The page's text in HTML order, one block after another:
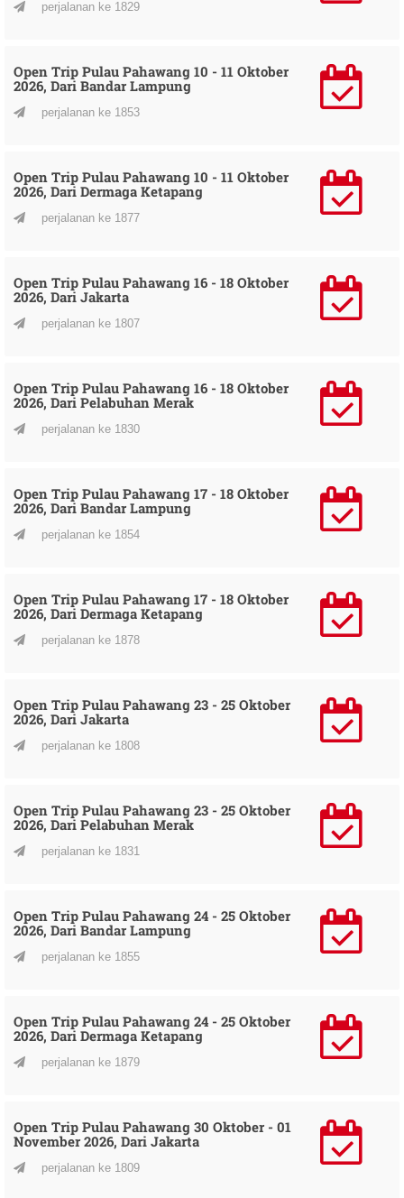
perjalanan ke 1829
Open Trip Pulau Pahawang 10 - 11 Oktober
2026, Dari Bandar Lampung
perjalanan ke 1853
Open Trip Pulau Pahawang 10 - 11 Oktober
2026, Dari Dermaga Ketapang
perjalanan ke 1877
Open Trip Pulau Pahawang 16 - 18 Oktober
2026, Dari Jakarta
perjalanan ke 1807
Open Trip Pulau Pahawang 16 - 18 Oktober
2026, Dari Pelabuhan Merak
perjalanan ke 1830
Open Trip Pulau Pahawang 17 - 18 Oktober
2026, Dari Bandar Lampung
perjalanan ke 1854
Open Trip Pulau Pahawang 17 - 18 Oktober
2026, Dari Dermaga Ketapang
perjalanan ke 1878
Open Trip Pulau Pahawang 23 - 25 Oktober
2026, Dari Jakarta
perjalanan ke 1808
Open Trip Pulau Pahawang 23 - 25 Oktober
2026, Dari Pelabuhan Merak
perjalanan ke 1831
Open Trip Pulau Pahawang 24 - 25 Oktober
2026, Dari Bandar Lampung
perjalanan ke 1855
Open Trip Pulau Pahawang 24 - 25 Oktober
2026, Dari Dermaga Ketapang
perjalanan ke 1879
Open Trip Pulau Pahawang 30 Oktober - 01
November 2026, Dari Jakarta
perjalanan ke 1809